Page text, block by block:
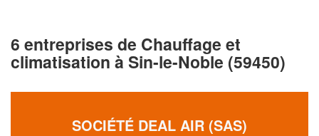
6 entreprises de Chauffage et
climatisation à Sin-le-Noble (59450)
SOCIÉTÉ DEAL AIR (SAS)